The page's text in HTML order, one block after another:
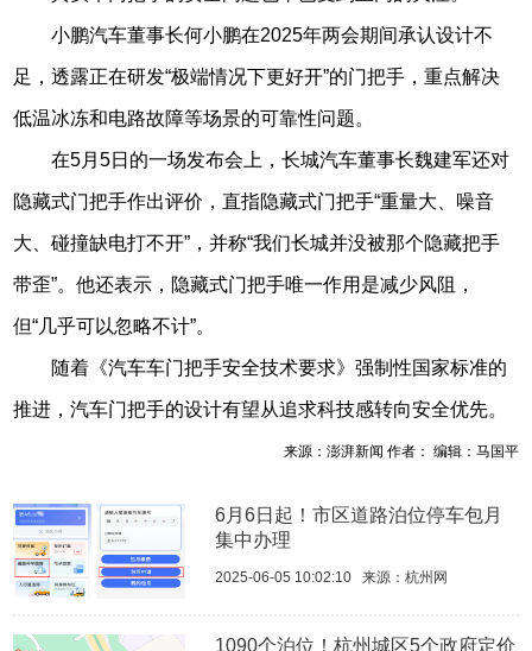
小鹏汽车董事长何小鹏在2025年两会期间承认设计不
足，透露正在研发“极端情况下更好开”的门把手，重点解决
低温冰冻和电路故障等场景的可靠性问题。
在5月5日的一场发布会上，长城汽车董事长魏建军还对
隐藏式门把手作出评价，直指隐藏式门把手“重量大、噪音
大、碰撞缺电打不开”，并称“我们长城并没被那个隐藏把手
带歪”。他还表示，隐藏式门把手唯一作用是减少风阻，
但“几乎可以忽略不计”。
随着《汽车车门把手安全技术要求》强制性国家标准的
推进，汽车门把手的设计有望从追求科技感转向安全优先。
来源：澎湃新闻 作者： 编辑：马国平
6月6日起！市区道路泊位停车包月
集中办理
2025-06-05 10:02:10 来源：杭州网
1090个泊位！杭州城区5个政府定价